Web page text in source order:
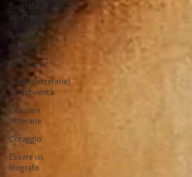
Biografie di
scrittori
Biografie
premiate
Benessere
Bufale (letterarie)
e post-verità
Citazioni
letterarie
Coraggio
Essere un
biografo